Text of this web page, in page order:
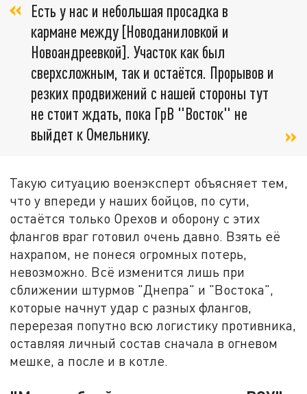
Есть у нас и небольшая просадка в
кармане между [Новоданиловкой и
Новоандреевкой]. Участок как был
сверхсложным, так и остаётся. Прорывов и
резких продвижений с нашей стороны тут
не стоит ждать, пока ГрВ "Восток" не
выйдет к Омельнику.
Такую ситуацию военэксперт объясняет тем,
что у впереди у наших бойцов, по сути,
остаётся только Орехов и оборону с этих
флангов враг готовил очень давно. Взять её
нахрапом, не понеся огромных потерь,
невозможно. Всё изменится лишь при
сближении штурмов "Днепра" и "Востока",
которые начнут удар с разных флангов,
перерезая попутно всю логистику противника,
оставляя личный состав сначала в огневом
мешке, а после и в котле.